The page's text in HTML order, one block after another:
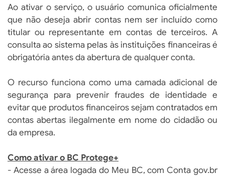
Ao ativar o serviço, o usuário comunica oficialmente
que não deseja abrir contas nem ser incluído como
titular ou representante em contas de terceiros. A
consulta ao sistema pelas às instituições financeiras é
obrigatória antes da abertura de qualquer conta.
O recurso funciona como uma camada adicional de
segurança para prevenir fraudes de identidade e
evitar que produtos financeiros sejam contratados em
contas abertas ilegalmente em nome do cidadão ou
da empresa.
Como ativar o BC Protege+
- Acesse a área logada do Meu BC, com Conta gov.br